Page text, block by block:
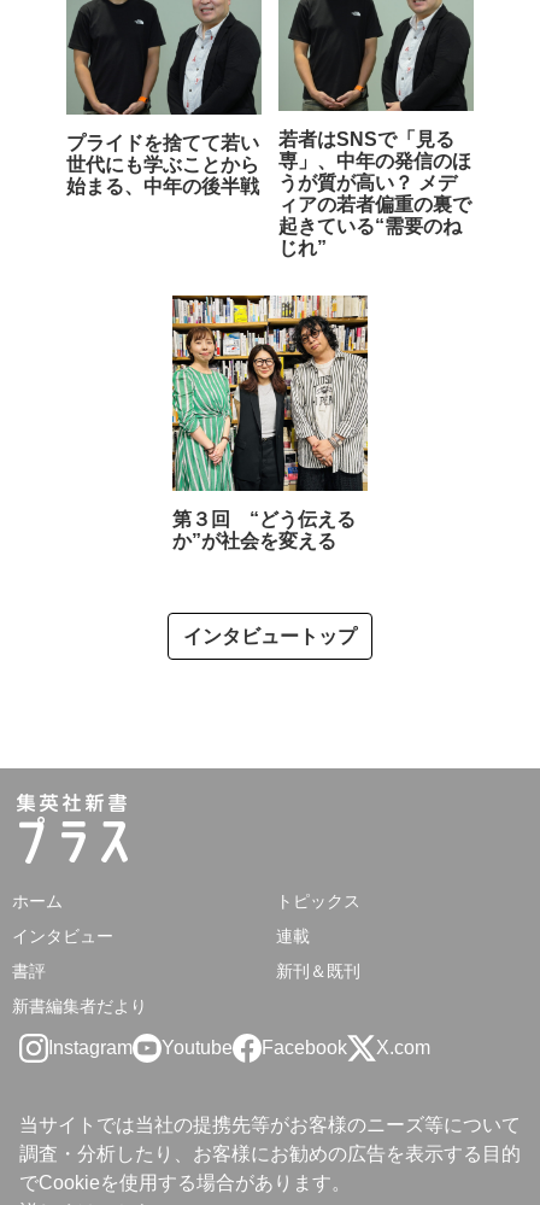
プライドを捨てて若い
世代にも学ぶことから
始まる、中年の後半戦
若者はSNSで「見る
専」、中年の発信のほ
うが質が高い？ メデ
ィアの若者偏重の裏で
起きている“需要のね
じれ”
第３回 “どう伝える
か”が社会を変える
インタビュートップ
ホーム
トピックス
インタビュー
連載
書評
新刊＆既刊
新書編集者だより
Instagram Youtube Facebook X.com
当サイトでは当社の提携先等がお客様のニーズ等について
調査・分析したり、お客様にお勧めの広告を表示する目的
でCookieを使用する場合があります。